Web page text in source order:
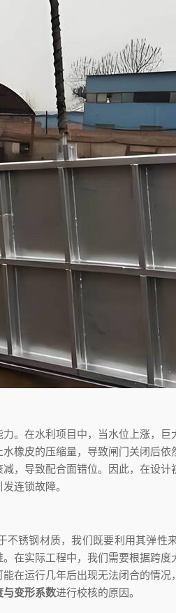
。在水利项目中，当水位上涨，
橡皮的压缩量，导致闸门关闭后
，导致配合面错位。因此，在设计
连锁故障。
不锈钢材质，我们既要利用其弹性
在实际工程中，我们需要根据跨
在运行几年后出现无法闭合的情
与变形系数进行校核的原因。